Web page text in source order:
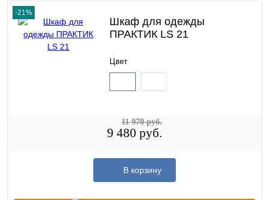
-21%
Шкаф для одежды
ПРАКТИК LS 21
Цвет
9 480 руб.
11 970 руб.
В корзину